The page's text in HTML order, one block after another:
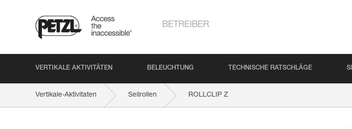
BETREIBER
VERTIKALE AKTIVITÄTEN BELEUCHTUNG TECHNISCHE RATSCHLÄGE
Vertikale-Aktivitaten Seilrollen ROLLCLIP Z